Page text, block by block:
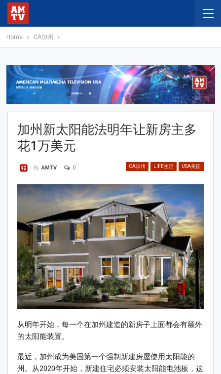
Home CA加州
加州新太阳能法明年让新房主多
花1万美元
CA加州 LIFE生活 USA美国
By AMTV 0
从明年开始，每一个在加州建造的新房子上面都会有额外
的太阳能装置。
最近，加州成为美国第一个强制新建房屋使用太阳能的
州。从2020年开始，新建住宅必须安装太阳能电池板，这